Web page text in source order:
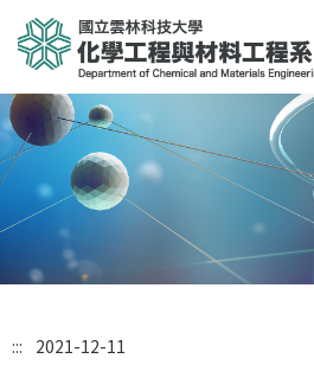
::: 2021-12-11